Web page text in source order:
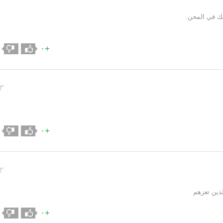
في المحن.
+٠
+٠
تعزهم
+٠